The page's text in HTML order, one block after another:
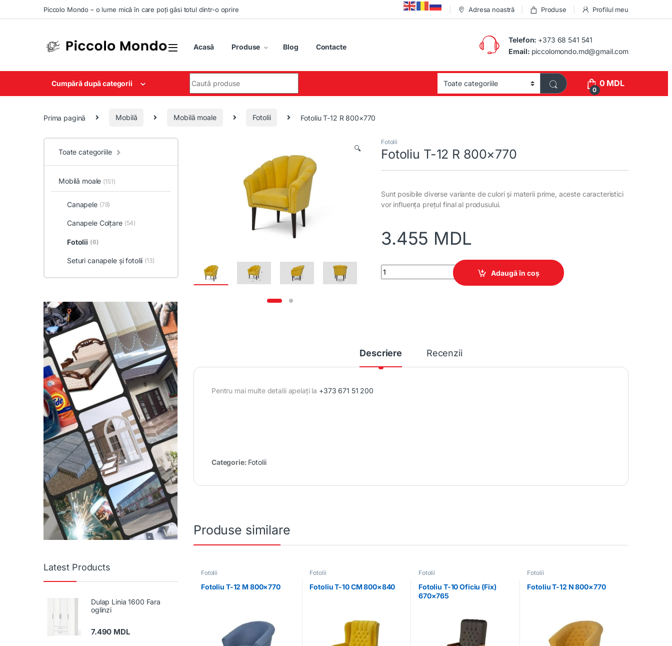
Skip to navigation
Skip to contentPiccolo Mondo – o lume mică în care poți găsi totul dintr-o oprire Adresa noastră Produse Profilul meu
Acasă Produse Blog Contacte
Telefon: +373 68 541 541
Email: piccolomondo.md@gmail.com
Cumpără după categorii
0
0 MDL
Prima pagină Mobilă Mobilă moale Fotolii Fotoliu T-12 R 800×770
🔍
Fotolii
Fotoliu T-12 R 800×770
Sunt posibile diverse variante de culori și materii prime, aceste caracteristici
vor influența prețul final al produsului.
3.455 MDL
Fotoliu T-12 R 800x770 quantity
Adaugă în coș
Descriere Recenzii
Pentru mai multe detalii apelați la +373 671 51 200
Categorie: Fotolii
Produse similare
Fotolii
Fotoliu T-12 M 800×770
Fotolii
Fotoliu T-10 CM 800×840
Fotolii
Fotoliu T-10 Oficiu (Fix)
670×765
Fotolii
Fotoliu T-12 N 800×770
Toate categoriile
Mobilă moale (151)
Canapele (78)
Canapele Colțare (54)
Fotolii (6)
Seturi canapele și fotolii (13)
Latest Products
Dulap Linia 1600 Fara
oglinzi
7.490 MDL